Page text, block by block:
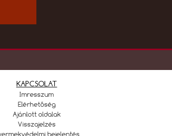
KAPCSOLAT
Imresszum
Elérhetőség
Ajánlott oldalak
Visszajelzés
bejelentés